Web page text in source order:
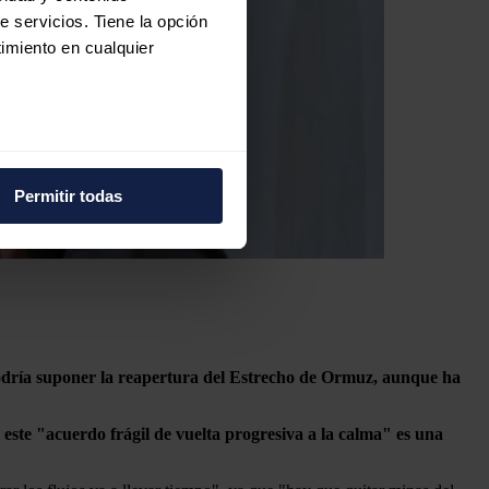
servicios. Tiene la opción
en cualquier
Permitir todas
suponer la reapertura del Estrecho de Ormuz, aunque ha
este "acuerdo frágil de vuelta progresiva a la calma" es una